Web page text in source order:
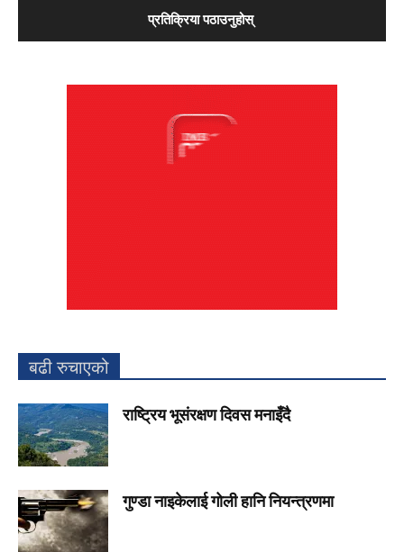
बढी रुचाएको
राष्ट्रिय भूसंरक्षण दिवस मनाइँदै
गुण्डा नाइकेलाई गोली हानि नियन्त्रणमा